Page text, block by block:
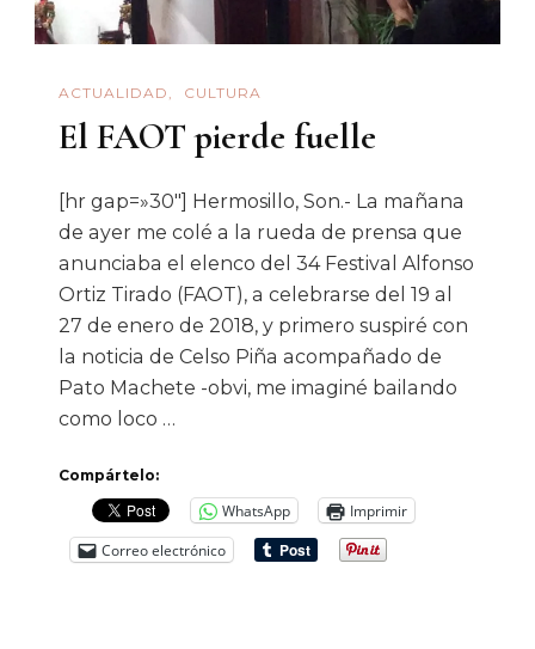
ACTUALIDAD CULTURA
El FAOT pierde fuelle
[hr gap=»30″] Hermosillo, Son.- La mañana
de ayer me colé a la rueda de prensa que
anunciaba el elenco del 34 Festival Alfonso
Ortiz Tirado (FAOT), a celebrarse del 19 al
27 de enero de 2018, y primero suspiré con
la noticia de Celso Piña acompañado de
Pato Machete -obvi, me imaginé bailando
como loco …
Compártelo:
WhatsApp
Imprimir
Correo electrónico